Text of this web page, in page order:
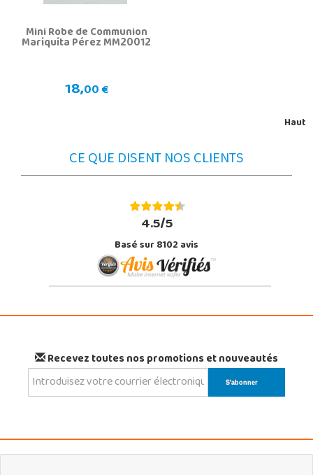
Mini Robe de Communion
Mariquita Pérez MM20012
18,00 €
Haut
CE QUE DISENT NOS CLIENTS
4.5/5
Basé sur 8102 avis
Recevez toutes nos promotions et nouveautés